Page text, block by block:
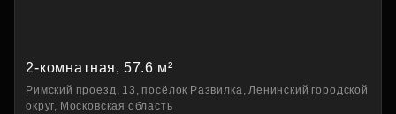
2-комнатная, 57.6 м²
Римский проезд, 13, посёлок Развилка, Ленинский городской
округ, Московская область